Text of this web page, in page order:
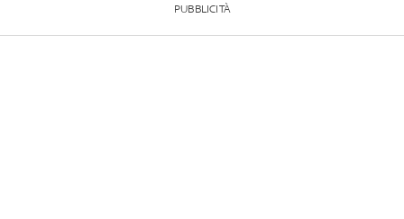
PUBBLICITÀ